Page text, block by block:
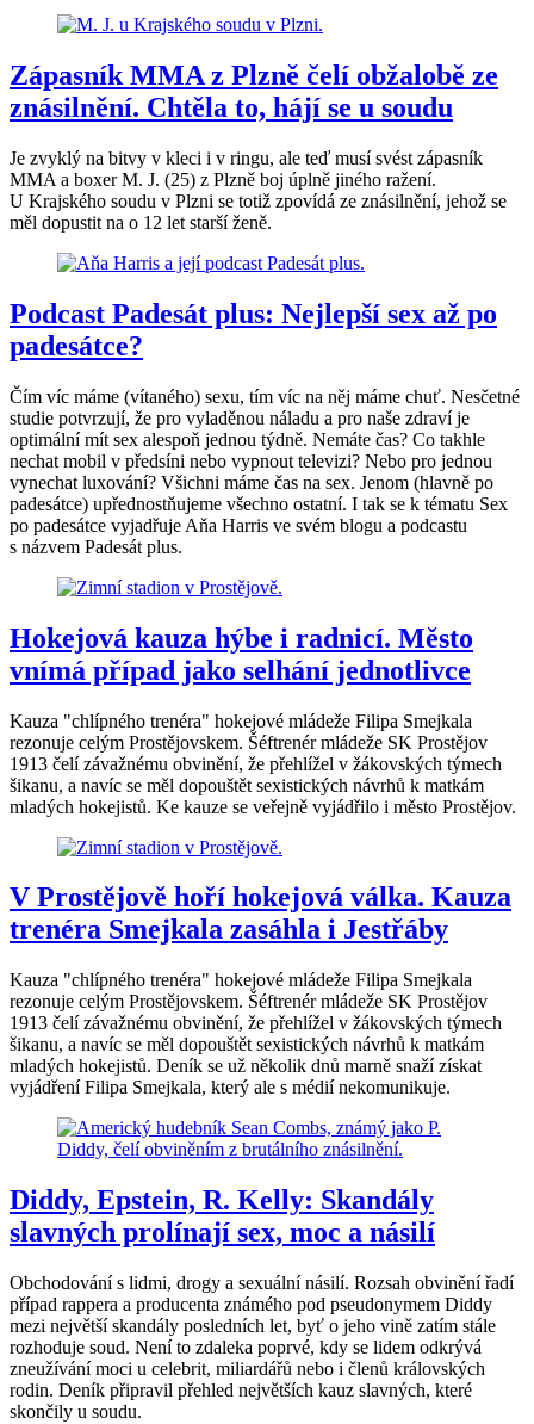
Zápasník MMA z Plzně čelí obžalobě ze
znásilnění. Chtěla to, hájí se u soudu
Je zvyklý na bitvy v kleci i v ringu, ale teď musí svést zápasník
MMA a boxer M. J. (25) z Plzně boj úplně jiného ražení.
U Krajského soudu v Plzni se totiž zpovídá ze znásilnění, jehož se
měl dopustit na o 12 let starší ženě.
Podcast Padesát plus: Nejlepší sex až po
padesátce?
Čím víc máme (vítaného) sexu, tím víc na něj máme chuť. Nesčetné
studie potvrzují, že pro vyladěnou náladu a pro naše zdraví je
optimální mít sex alespoň jednou týdně. Nemáte čas? Co takhle
nechat mobil v předsíni nebo vypnout televizi? Nebo pro jednou
vynechat luxování? Všichni máme čas na sex. Jenom (hlavně po
padesátce) upřednostňujeme všechno ostatní. I tak se k tématu Sex
po padesátce vyjadřuje Aňa Harris ve svém blogu a podcastu
s názvem Padesát plus.
Hokejová kauza hýbe i radnicí. Město
vnímá případ jako selhání jednotlivce
Kauza "chlípného trenéra" hokejové mládeže Filipa Smejkala
rezonuje celým Prostějovskem. Šéftrenér mládeže SK Prostějov
1913 čelí závažnému obvinění, že přehlížel v žákovských týmech
šikanu, a navíc se měl dopouštět sexistických návrhů k matkám
mladých hokejistů. Ke kauze se veřejně vyjádřilo i město Prostějov.
V Prostějově hoří hokejová válka. Kauza
trenéra Smejkala zasáhla i Jestřáby
Kauza "chlípného trenéra" hokejové mládeže Filipa Smejkala
rezonuje celým Prostějovskem. Šéftrenér mládeže SK Prostějov
1913 čelí závažnému obvinění, že přehlížel v žákovských týmech
šikanu, a navíc se měl dopouštět sexistických návrhů k matkám
mladých hokejistů. Deník se už několik dnů marně snaží získat
vyjádření Filipa Smejkala, který ale s médií nekomunikuje.
Diddy, Epstein, R. Kelly: Skandály
slavných prolínají sex, moc a násilí
Obchodování s lidmi, drogy a sexuální násilí. Rozsah obvinění řadí
případ rappera a producenta známého pod pseudonymem Diddy
mezi největší skandály posledních let, byť o jeho vině zatím stále
rozhoduje soud. Není to zdaleka poprvé, kdy se lidem odkrývá
zneužívání moci u celebrit, miliardářů nebo i členů královských
rodin. Deník připravil přehled největších kauz slavných, které
skončily u soudu.